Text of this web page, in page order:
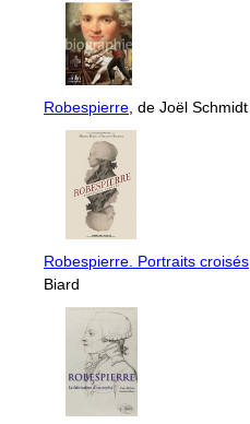
Robespierre , de Joël Schmidt
Robespierre. Portraits croisés
Biard